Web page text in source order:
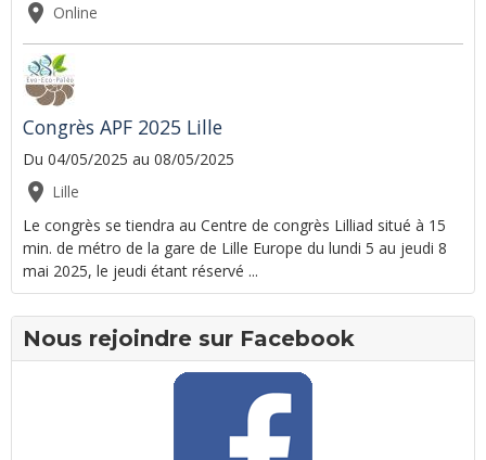
Online
Congrès APF 2025 Lille
Du 04/05/2025 au 08/05/2025
Lille
Le congrès se tiendra au Centre de congrès Lilliad situé à 15
min. de métro de la gare de Lille Europe du lundi 5 au jeudi 8
mai 2025, le jeudi étant réservé ...
Nous rejoindre sur Facebook